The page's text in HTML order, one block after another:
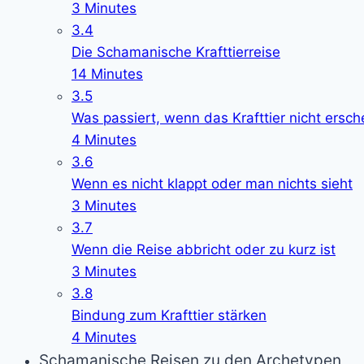
3 Minutes
3.4
Die Schamanische Krafttierreise
14 Minutes
3.5
Was passiert, wenn das Krafttier nicht
4 Minutes
3.6
Wenn es nicht klappt oder man nichts sieht
3 Minutes
3.7
Wenn die Reise abbricht oder zu kurz ist
3 Minutes
3.8
Bindung zum Krafttier stärken
4 Minutes
Schamanische Reisen zu den Archetypen